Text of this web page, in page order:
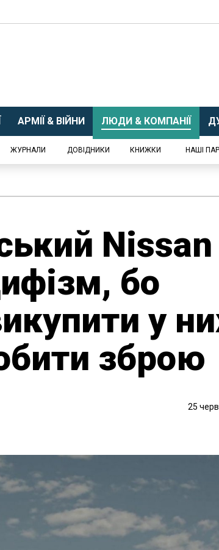
АРМІЇ & ВІЙНИ ЛЮДИ & КОМПАНІЇ
ЖУРНАЛИ ДОВІДНИКИ КНИЖКИ НАШІ
Nissan
бо
у
зброю
25